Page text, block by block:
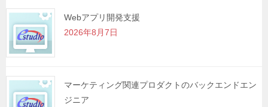
Webアプリ開発支援
2026年8月7日
マーケティング関連プロダクトのバックエンドエン
ジニア